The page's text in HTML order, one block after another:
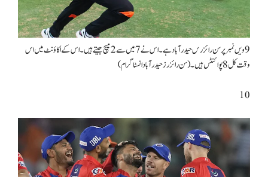
9 ویں نمبر پر سن رائزرس حیدرآباد ہے۔ اس نے 7 میں سے 2 میچ جیتے ہیں۔ اس کے اکاؤنٹ میں اس
وقت کل 8 پوائنٹس ہیں۔ (سن رائزرز حیدرآباد انسٹاگرام)
10